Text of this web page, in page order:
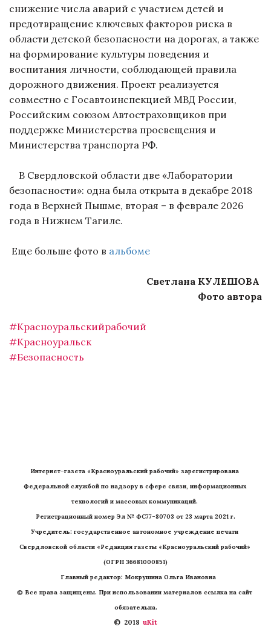
снижение числа аварий с участием детей и
предотвращение ключевых факторов риска в
области детской безопасности на дорогах, а также
на формирование культуры поведения и
воспитания личности, соблюдающей правила
дорожного движения. Проект реализуется
совместно с Госавтоинспекцией МВД России,
Российским союзом Автостраховщиков при
поддержке Министерства просвещения и
Министерства транспорта РФ.
В Свердловской области две «Лаборатории
безопасности»: одна была открыта в декабре 2018
года в Верхней Пышме, вторая – в феврале 2026
года в Нижнем Тагиле.
Еще больше фото в альбоме
Светлана КУЛЕШОВА
Фото автора
#Красноуральскийрабочий
#Красноуральск
#Безопасность
Интернет-газета «Красноуральский рабочий» зарегистрирована
Федеральной службой по надзору в сфере связи, информационных
технологий и массовых коммуникаций.
Регистрационный номер Эл № ФС77-80703 от 23 марта 2021 г.
Учредитель: государственное автономное учреждение печати
Свердловской области «Редакция газеты «Красноуральский рабочий»
(ОГРН 36681000851)
   Главный редактор: Мокрушина Ольга Ивановна
© Все права защищены. При использовании материалов ссылка на сайт
обязательна.
©  2018 uKit